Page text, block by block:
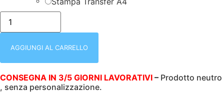
GREMBIULE
PETTORINA
|
REGOLAZIONE
ROSSO
75X90
CM
AGGIUNGI AL CARRELLO
CONSEGNA IN 3/5 GIORNI LAVORATIVI – Prodotto neutro
, senza personalizzazione.